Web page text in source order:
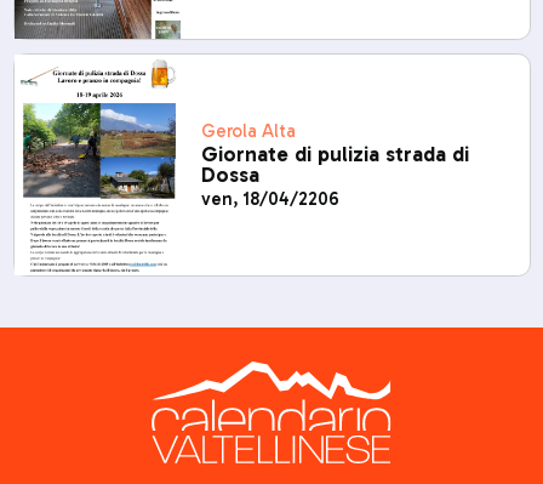
Gerola Alta
Giornate di pulizia strada di
Dossa
ven, 18/04/2206